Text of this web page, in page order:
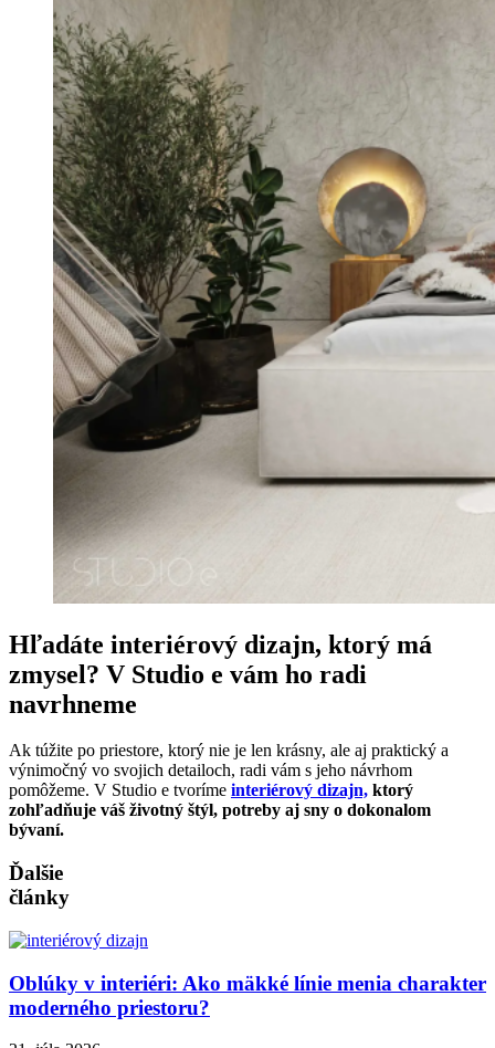
Hľadáte interiérový dizajn, ktorý má
zmysel? V Studio e vám ho radi
navrhneme
Ak túžite po priestore, ktorý nie je len krásny, ale aj praktický a
výnimočný vo svojich detailoch, radi vám s jeho návrhom
pomôžeme. V Studio e tvoríme interiérový dizajn, ktorý
zohľadňuje váš životný štýl, potreby aj sny o dokonalom
bývaní.
Ďalšie
články
Oblúky v interiéri: Ako mäkké línie menia charakter
moderného priestoru?